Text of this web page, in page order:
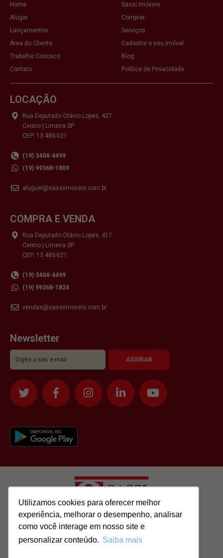
Utilizamos cookies para oferecer melhor
experiência, melhorar o desempenho, analisar
como você interage em nosso site e
personalizar conteúdo. Saiba mais
Utilizamos cookies para oferecer melhor
experiência, melhorar o desempenho, analisar
como você interage em nosso site e
personalizar conteúdo. Saiba mais
Home
Sassi Imóveis
Alugar
Comprar
Lançamentos
Serviços
Área do Cliente
Cadastre o seu Imóvel
Trabalhe Conosco
Blog
Contato
Política de Privacidade
LOCAÇÃO
Rua Deputado Otávio Lopes, 427
Centro | Limeira SP
CEP: 13.480-021
(19) 3404-4499
(19) 99368-1809
aluguel@sassiimoveis.com.br
COMPRA E VENDA
Rua Deputado Otávio Lopes, 417
Centro | Limeira SP
CEP: 13.480-021
(19) 3404-4499
(19) 99368-1824
vendas@sassiimoveis.com.br
Newsletter
Todos os direitos reservados para: SASSI IMÓVEIS LTDA | CNPJ:
51.417.293/0001-48 | CRECI: J-04970/1